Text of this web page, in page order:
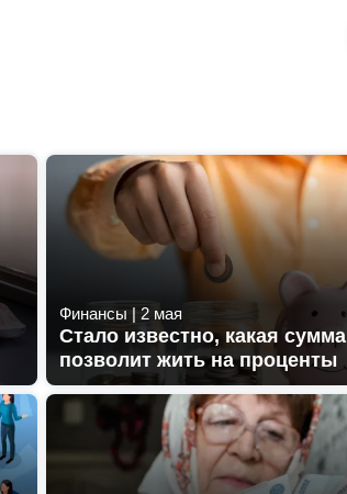
Финансы | 2 мая
Стало известно, какая
позволит жить на проценты